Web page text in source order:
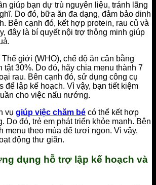
giúp bạn dự trù nguyên liệu, tránh lãng
Do đó, bữa ăn đa dạng, đảm bảo dinh
Bên cạnh đó, kết hợp protein, rau củ và
đây là bí quyết nội trợ thông minh giúp
giới (WHO), chế độ ăn cân bằng
tật 30%. Do đó, hãy chia menu thành 7
rau. Bên cạnh đó, sử dụng công cụ
để lập kế hoạch. Vì vậy, bạn tiết kiệm
cho việc nấu nướng.
vụ giúp việc chăm bé có thể kết hợp
Do đó, trẻ em phát triển khỏe mạnh. Bên
menu theo mùa để tươi ngon. Vì vậy,
động thư giãn.
dụng hỗ trợ lập kế hoạch và